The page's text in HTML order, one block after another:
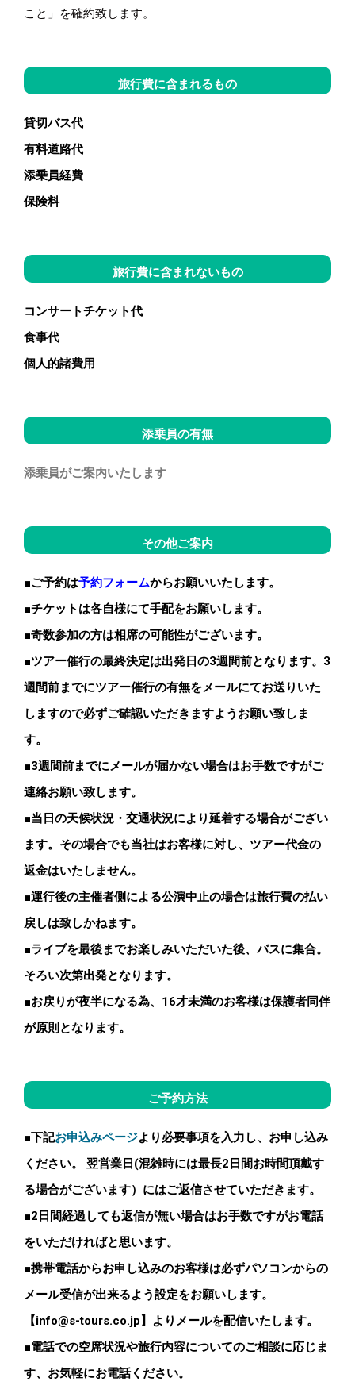
こと」を確約致します。
旅行費に含まれるもの
貸切バス代
有料道路代
添乗員経費
保険料
旅行費に含まれないもの
コンサートチケット代
食事代
個人的諸費用
添乗員の有無
添乗員がご案内いたします
その他ご案内
■ご予約は予約フォームからお願いいたします。
■チケットは各自様にて手配をお願いします。
■奇数参加の方は相席の可能性がございます。
■ツアー催行の最終決定は出発日の3週間前となります。3
週間前までにツアー催行の有無をメールにてお送りいた
しますので必ずご確認いただきますようお願い致しま
す。
■3週間前までにメールが届かない場合はお手数ですがご
連絡お願い致します。
■当日の天候状況・交通状況により延着する場合がござい
ます。その場合でも当社はお客様に対し、ツアー代金の
返金はいたしません。
■運行後の主催者側による公演中止の場合は旅行費の払い
戻しは致しかねます。
■ライブを最後までお楽しみいただいた後、バスに集合。
そろい次第出発となります。
■お戻りが夜半になる為、16才未満のお客様は保護者同伴
が原則となります。
ご予約方法
■下記お申込みページより必要事項を入力し、お申し込み
ください。
翌営業日(混雑時には最長2日間お時間頂戴す
る場合がございます）にはご返信させていただきます。
■2日間経過しても返信が無い場合はお手数ですがお電話
をいただければと思います。
■携帯電話からお申し込みのお客様は必ずパソコンからの
メール受信が出来るよう設定をお願いします。
【info@s-tours.co.jp】よりメールを配信いたします。
■電話での空席状況や旅行内容についてのご相談に応じま
す、お気軽にお電話ください。